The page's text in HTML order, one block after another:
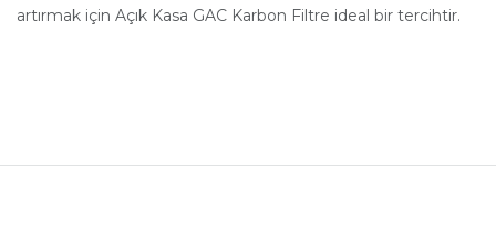
artırmak için Açık Kasa GAC Karbon Filtre ideal bir tercihtir.